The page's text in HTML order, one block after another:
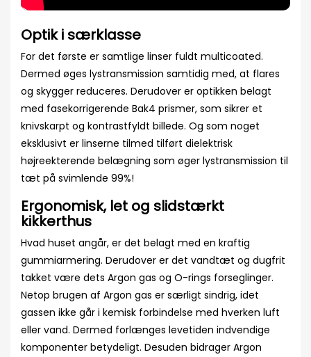
Optik i særklasse
For det første er samtlige linser fuldt multicoated.
Dermed øges lystransmission samtidig med, at flares
og skygger reduceres. Derudover er optikken belagt
med fasekorrigerende Bak4 prismer, som sikrer et
knivskarpt og kontrastfyldt billede. Og som noget
eksklusivt er linserne tilmed tilført dielektrisk
højreekterende belægning som øger lystransmission til
tæt på svimlende 99%!
Ergonomisk, let og slidstærkt
kikkerthus
Hvad huset angår, er det belagt med en kraftig
gummiarmering. Derudover er det vandtæt og dugfrit
takket være dets Argon gas og O-rings forseglinger.
Netop brugen af Argon gas er særligt sindrig, idet
gassen ikke går i kemisk forbindelse med hverken luft
eller vand. Dermed forlænges levetiden indvendige
komponenter betydeligt. Desuden bidrager Argon